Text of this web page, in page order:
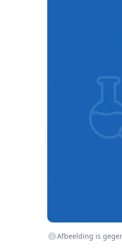
Afbeelding is